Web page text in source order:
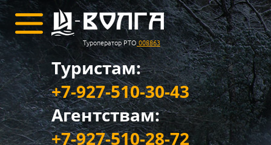
Туроператор РТО 008863
Туристам:
+7-927-510-30-43
Агентствам:
+7-927-510-28-72